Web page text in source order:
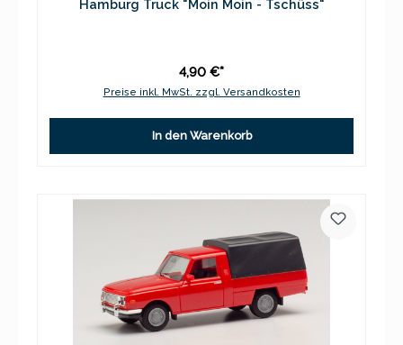
Hamburg Truck "Moin Moin - Tschüss"
4,90 €*
Preise inkl. MwSt. zzgl. Versandkosten
In den Warenkorb